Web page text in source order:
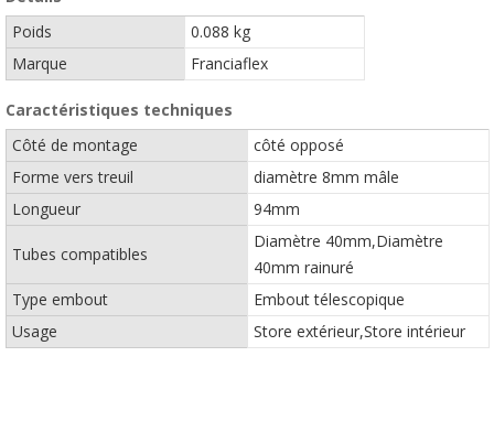
Poids
0.088 kg
Marque
Franciaflex
Caractéristiques techniques
Côté de montage
côté opposé
Forme vers treuil
diamètre 8mm mâle
Longueur
94mm
Tubes compatibles
Diamètre 40mm,Diamètre
40mm rainuré
Type embout
Embout télescopique
Usage
Store extérieur,Store intérieur